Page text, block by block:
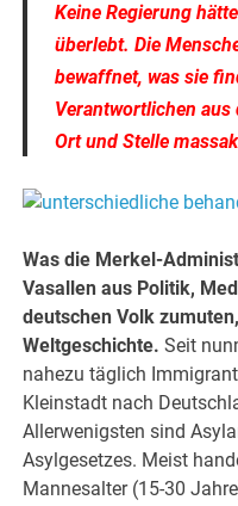
Keine Regierung
überlebt. Die
bewaffnet, was sie
Verantwortlichen aus
Ort und Stelle
Was die Merkel-
Vasallen aus Politik,
deutschen Volk
Weltgeschichte. Seit
nahezu täglich
Kleinstadt nach
Allerwenigsten sind
Asylgesetzes. Meist
Mannesalter (15-30